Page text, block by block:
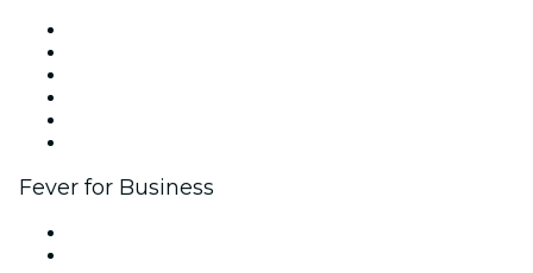
Fever for Business